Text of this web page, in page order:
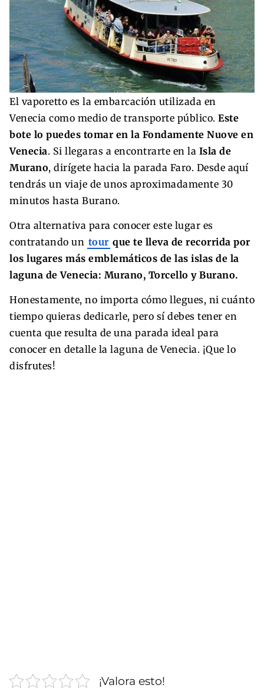
El vaporetto es la embarcación utilizada en
Venecia como medio de transporte público. Este
bote lo puedes tomar en la Fondamente Nuove en
Venecia. Si llegaras a encontrarte en la Isla de
Murano, dirígete hacia la parada Faro. Desde aquí
tendrás un viaje de unos aproximadamente 30
minutos hasta Burano.
Otra alternativa para conocer este lugar es
contratando un tour que te lleva de recorrida por
los lugares más emblemáticos de las islas de la
laguna de Venecia: Murano, Torcello y Burano.
Honestamente, no importa cómo llegues, ni cuánto
tiempo quieras dedicarle, pero sí debes tener en
cuenta que resulta de una parada ideal para
conocer en detalle la laguna de Venecia. ¡Que lo
disfrutes!
¡Valora esto!